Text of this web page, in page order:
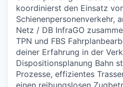
koordinierst den Einsatz
Schienenpersonenverkehr,
Netz / DB InfraGO
TPN und FBS
deiner Erfahrung in der
Dispositionsplanung Bahn
Prozesse, effizientes
einen reibungslosen